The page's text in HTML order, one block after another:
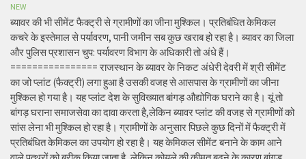
NEW
ब्यावर की भी सीमेंट फैक्ट्री से ग्रामीणों का जीना मुश्किल। प्रतिबंधित केमिकल
कचरे के इस्तेमाल से पर्यावरण, पानी जमीन सब कुछ खराब हो रहा है। ब्यावर का जिला
और पुलिस प्रशासन चुप: पर्यावरण विभाग के अधिकारी तो अंधे हैं।
================ राजस्थान के ब्यावर के निकट अंधेरी देवरी में श्री सीमेंट
का जो प्लांट (फैक्ट्री) लगा हुआ है उसकी वजह से आसपास के ग्रामीणों का जीना
मुश्किल हो गया है। यह प्लांट देश के सुविख्यात बांगड़ औद्योगिक घराने का है। यूं तो
बांगड़ घराना समाजसेवा का दावा करता है,लेकिन ब्यावर प्लांट की वजह से ग्रामीणों को
सांस लेना भी मुश्किल हो रहा है। ग्रामीणों के अनुसार पिछले कुछ दिनों में फैक्ट्री में
प्रतिबंधित केमिकल का उपयोग हो रहा है। यह केमिकल सीमेंट बनाने के काम आने